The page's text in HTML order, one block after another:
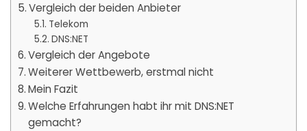
Vergleich der beiden Anbieter
Telekom
DNS:NET
Vergleich der Angebote
Weiterer Wettbewerb, erstmal nicht
Mein Fazit
Welche Erfahrungen habt ihr mit DNS:NET
gemacht?